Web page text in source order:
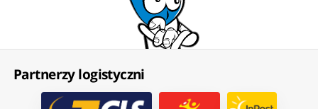
Partnerzy logistyczni